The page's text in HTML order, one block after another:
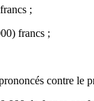
;
francs ;
contre le